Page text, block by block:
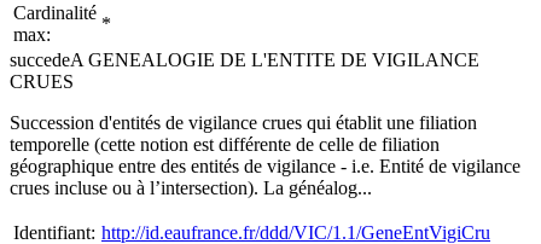
Cardinalité
max:
*
succedeA GENEALOGIE DE L'ENTITE DE VIGILANCE
CRUES
Succession d'entités de vigilance crues qui établit une filiation
temporelle (cette notion est différente de celle de filiation
géographique entre des entités de vigilance - i.e. Entité de vigilance
crues incluse ou à l’intersection). La généalog...
Identifiant: http://id.eaufrance.fr/ddd/VIC/1.1/GeneEntVigiCru